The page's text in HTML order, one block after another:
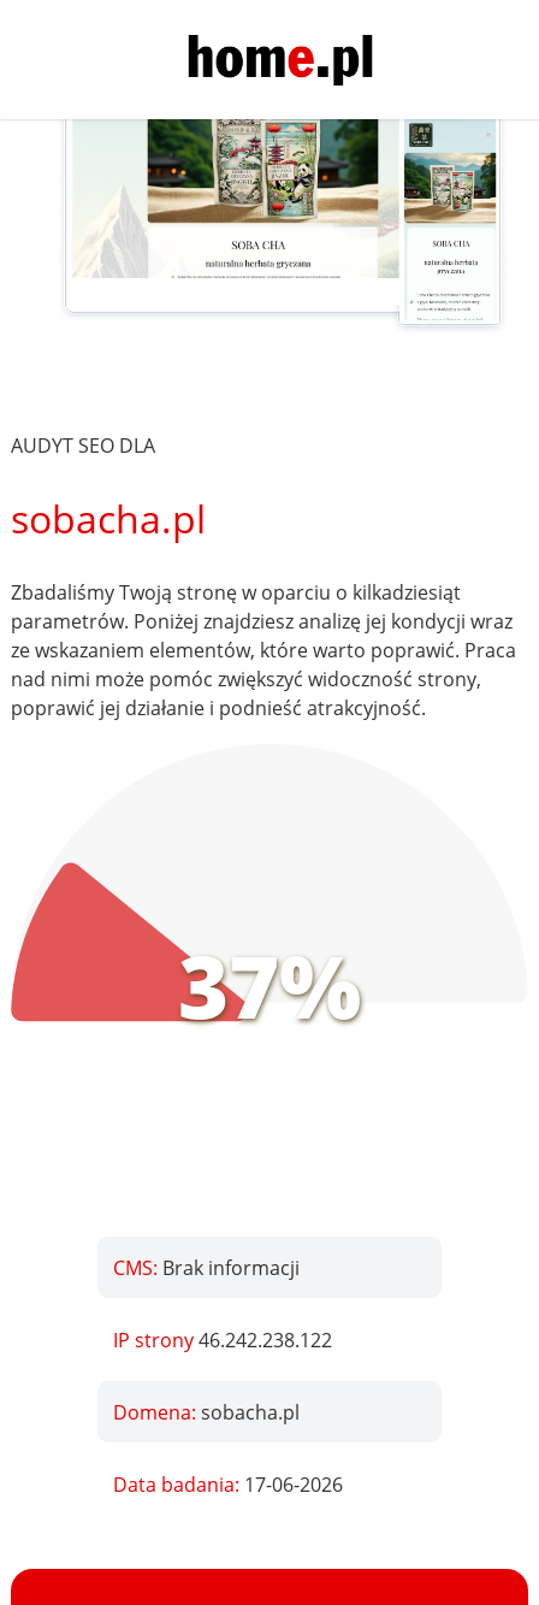
AUDYT SEO DLA
sobacha.pl
Zbadaliśmy Twoją stronę w oparciu o kilkadziesiąt
parametrów. Poniżej znajdziesz analizę jej kondycji wraz
ze wskazaniem elementów, które warto poprawić. Praca
nad nimi może pomóc zwiększyć widoczność strony,
poprawić jej działanie i podnieść atrakcyjność.
37%
CMS: Brak informacji
IP strony46.242.238.122
Domena:sobacha.pl
Data badania: 17-06-2026